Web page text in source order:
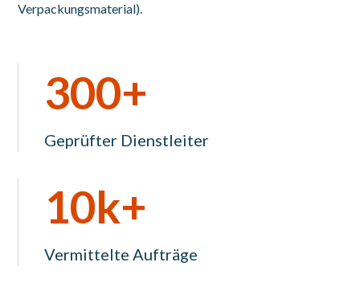
Verpackungsmaterial).
300+
Geprüfter Dienstleiter
10k+
Vermittelte Aufträge